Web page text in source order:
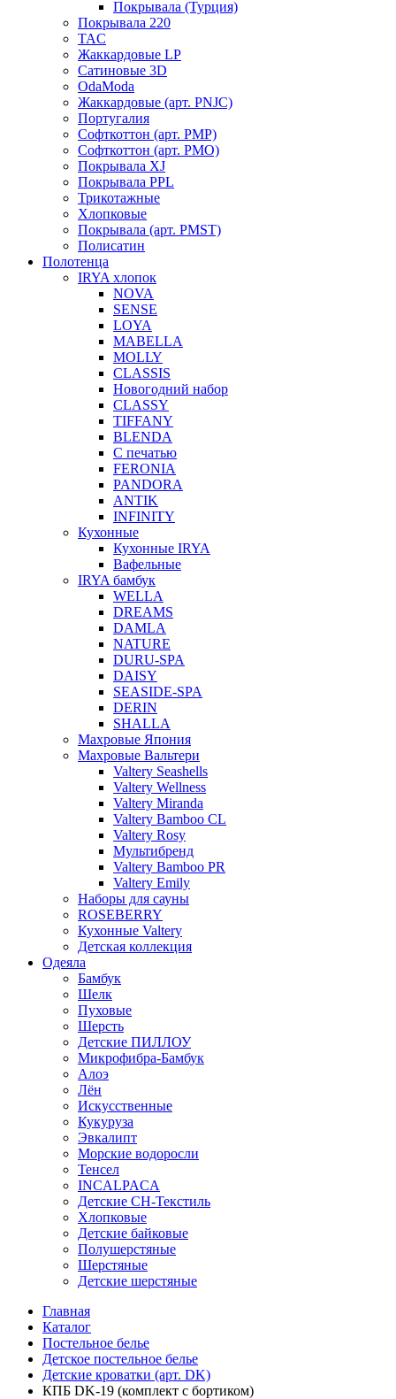
Покрывала (Турция)
Покрывала 220
TAC
Жаккардовые LP
Сатиновые 3D
OdaModa
Жаккардовые (арт. PNJC)
Португалия
Софткоттон (арт. PMP)
Софткоттон (арт. PMO)
Покрывала XJ
Покрывала PPL
Трикотажные
Хлопковые
Покрывала (арт. PMST)
Полисатин
Полотенца
IRYA хлопок
NOVA
SENSE
LOYA
MABELLA
MOLLY
CLASSIS
Новогодний набор
CLASSY
TIFFANY
BLENDA
С печатью
FERONIA
PANDORA
ANTIK
INFINITY
Кухонные
Кухонные IRYA
Вафельные
IRYA бамбук
WELLA
DREAMS
DAMLA
NATURE
DURU-SPA
DAISY
SEASIDE-SPA
DERIN
SHALLA
Махровые Япония
Махровые Вальтери
Valtery Seashells
Valtery Wellness
Valtery Miranda
Valtery Bamboo CL
Valtery Rosy
Мультибренд
Valtery Bamboo PR
Valtery Emily
Наборы для сауны
ROSEBERRY
Кухонные Valtery
Детская коллекция
Одеяла
Бамбук
Шелк
Пуховые
Шерсть
Детские ПИЛЛОУ
Микрофибра-Бамбук
Алоэ
Лён
Искусственные
Кукуруза
Эвкалипт
Морские водоросли
Тенсел
INCALPACA
Детские СН-Текстиль
Хлопковые
Детские байковые
Полушерстяные
Шерстяные
Детские шерстяные
Главная
Каталог
Постельное белье
Детское постельное белье
Детские кроватки (арт. DK)
КПБ DK-19 (комплект с бортиком)